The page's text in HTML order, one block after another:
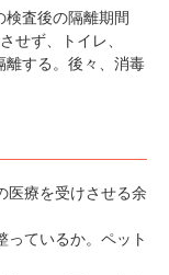
査後の隔離期間
せず、トイレ、
離する。後々、消毒
医療を受けさせる余
っているか。ペット